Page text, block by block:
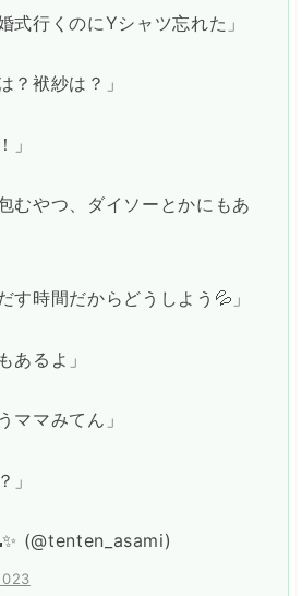
式行くのにYシャツ忘れた」
？袱紗は？」
」
むやつ、ダイソーとかにもあ
す時間だからどうしよう💦」
あるよ」
ママみてん」
」
(@tenten_asami)